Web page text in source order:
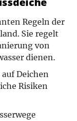
Regeln der
Sie regelt
von
dienen.
Deichen
Risiken